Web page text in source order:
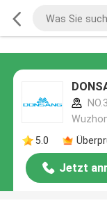
5.0
Jetzt